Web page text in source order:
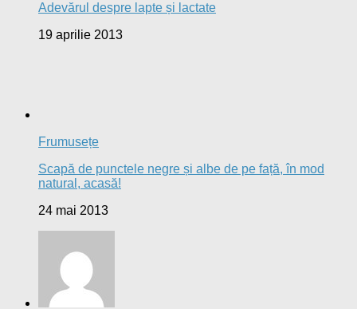
Adevărul despre lapte și lactate
19 aprilie 2013
Frumusețe
Scapă de punctele negre și albe de pe față, în mod
natural, acasă!
24 mai 2013